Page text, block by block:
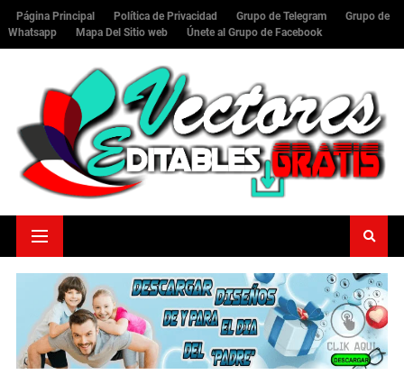
Página Principal Política de Privacidad Grupo de Telegram
Grupo de
Whatsapp
Mapa Del Sitio web Únete al Grupo de Facebook